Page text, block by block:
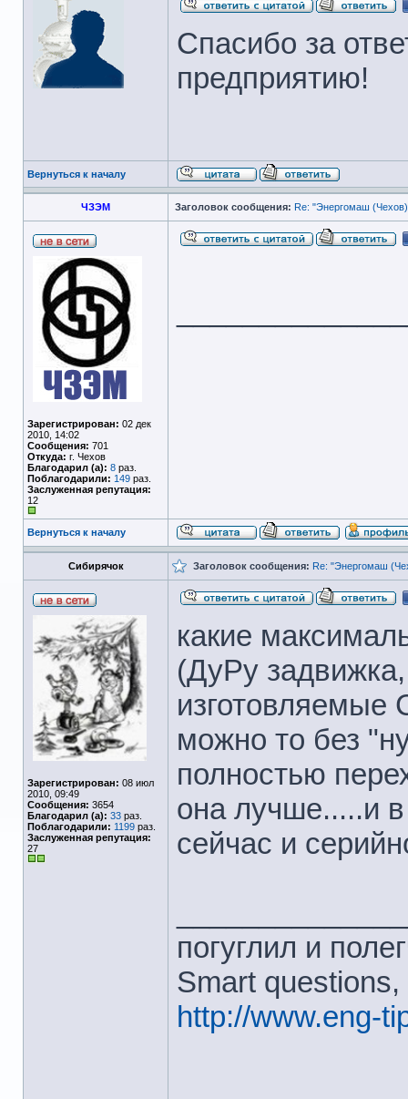
Спасибо за
предприятию!
Вернуться к началу
ЧЗЭМ Заголовок сообщения: Re: "Энергомаш
Зарегистрирован: 02 дек
2010, 14:02
Сообщения: 701
Откуда: г. Чехов
Благодарил (а): 8 раз.
Поблагодарили: 149 раз.
Заслуженная репутация:
12
Вернуться к началу
Сибирячок Заголовок сообщения: Re: "Энергомаш
Зарегистрирован: 08 июл
2010, 09:49
Сообщения: 3654
Благодарил (а): 33 раз.
Поблагодарили: 1199 раз.
Заслуженная репутация:
27
какие
(ДуРу
можно то без
полностью
она лучше.....и
сейчас и
погуглил и
Smart
http://www.eng-